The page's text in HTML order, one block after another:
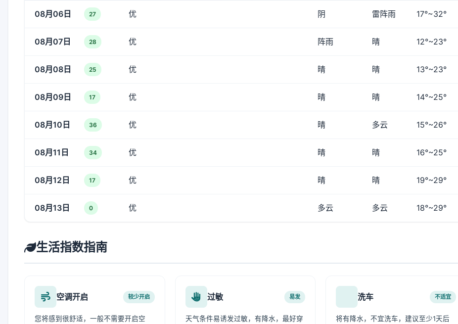
08月06日 27 优 阴 雷阵雨 17°~32°
08月07日 28 优 阵雨 晴 12°~23°
08月08日 25 优 晴 晴 13°~23°
08月09日 17 优 晴 晴 14°~25°
08月10日 36 优 晴 多云 15°~26°
08月11日 34 优 晴 晴 16°~25°
08月12日 17 优 晴 晴 19°~29°
08月13日 0 优 多云 多云 18°~29°
生活指数指南
空调开启 较少开启
您将感到很舒适，一般不需要开启空
过敏 易发
天气条件易诱发过敏，有降水，最好穿
洗车 不适宜
将有降水，不宜洗车，建议至少1天后